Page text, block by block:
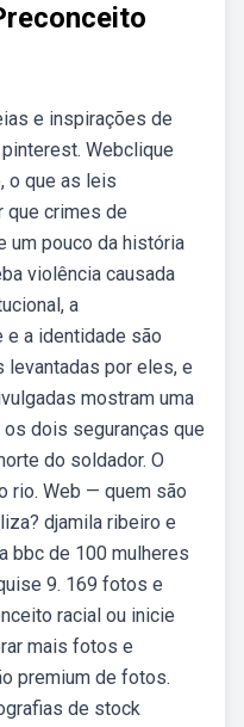
e inspirações de
Webclique
o que as leis
que crimes de
um pouco da história
violência causada
a
e a identidade são
levantadas por eles, e
mostram uma
dois seguranças que
do soldador. O
rio. Web — quem são
djamila ribeiro e
bbc de 100 mulheres
9. 169 fotos e
racial ou inicie
mais fotos e
premium de fotos.
de stock